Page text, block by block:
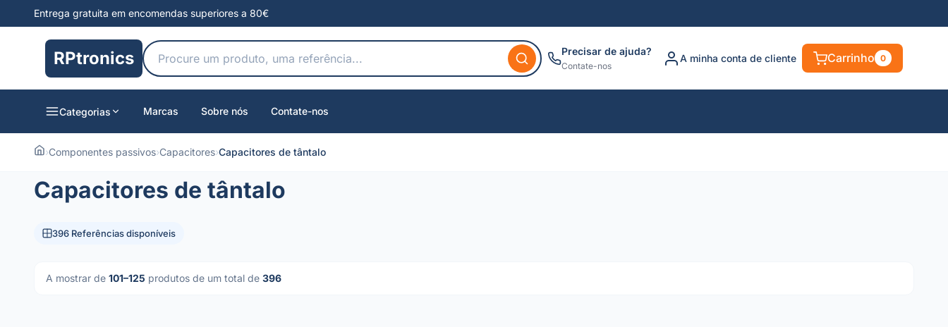
Entrega gratuita em encomendas superiores a 80€
RPtronics Precisar de ajuda?
Contate-nos
A minha conta de cliente Carrinho 0
Categorias Marcas Sobre nós Contate-nos
›Componentes passivos›Capacitores›Capacitores de tântalo
Capacitores de tântalo
396 Referências disponíveis
A mostrar de 101–125 produtos de um total de 396